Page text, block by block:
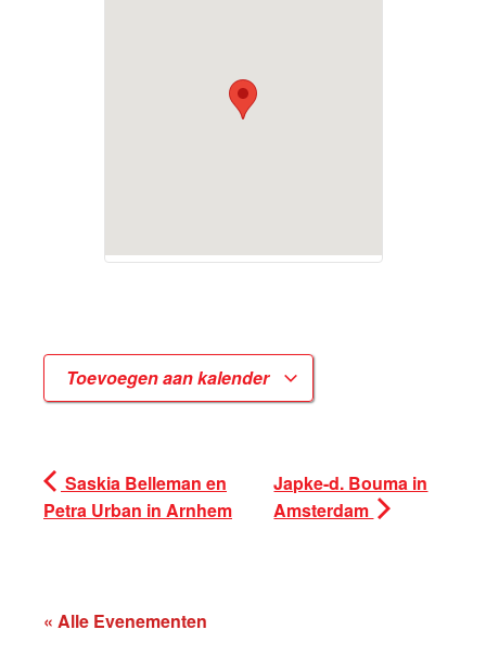
Toevoegen aan kalender
Saskia Belleman en
Petra Urban in Arnhem
Japke-d. Bouma in
Amsterdam
« Alle Evenementen